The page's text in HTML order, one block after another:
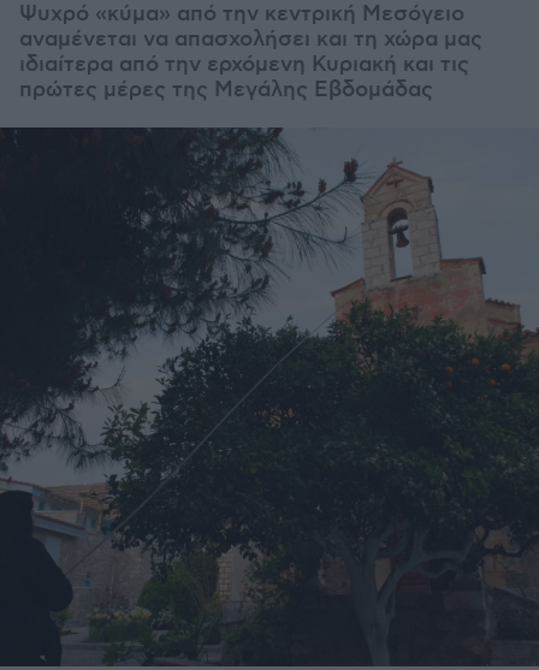
Ψυχρό «κύμα» από την κεντρική Μεσόγειο
αναμένεται να απασχολήσει και τη χώρα μας
ιδιαίτερα από την ερχόμενη Κυριακή και τις
πρώτες μέρες της Μεγάλης Εβδομάδας